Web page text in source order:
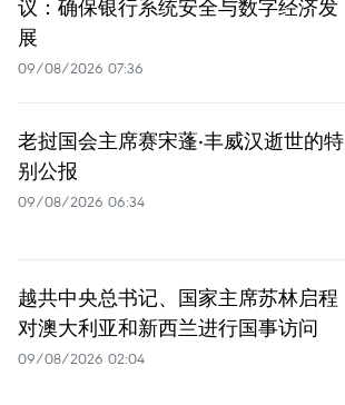
议：确保银行系统安全与数字经济发
展
09/08/2026 07:36
老挝国会主席赛宋蓬·丰威汉逝世的特
别公报
09/08/2026 06:34
越共中央总书记、国家主席苏林启程
对澳大利亚和新西兰进行国事访问
09/08/2026 02:04